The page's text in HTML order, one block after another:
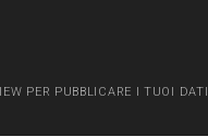
PER PUBBLICARE I TUOI DATI